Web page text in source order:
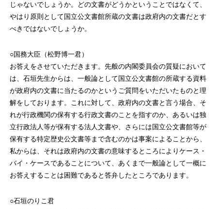
じゃないでしょうか。どの文書がどうかということではなくて、
やはり原則として国立公文書館所蔵の文書は政府内の文書だとす
べきではないでしょうか。
○国務大臣（松野博一君）
お答えをさせていただきます。先般の内閣委員会の質疑において
は、石垣先生からは、一般論として国立公文書館の所蔵する資料
が政府内の文書に当たるのかというご質問をいただいたものと理
解をしております。これに対して、政府内の文書と言う場合、そ
れが行政機関の保有する行政文書のことを指すのか、あるいは独
立行政法人等が保有する法人文書や、さらには国立公文書館等が
保有する特定歴史公文書等まで含むのかは事案によることから、
私からは、それは政府内の文書の意味するところによりケース・
バイ・ケースであることについて、あくまで一般論として一概に
お答えすることは困難であると答弁したところであります。
○石垣のりこ君